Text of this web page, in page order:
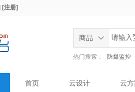
[注册]
商品
热门搜索： 防爆监控
首页 云设计 云